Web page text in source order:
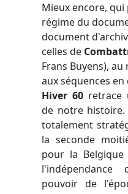
Mieux encore, qui
régime du
document
celles de
Frans Buyens),
aux séquences en
Hiver 60 retrace
de notre histoire.
totalement
la seconde
pour la
pouvoir de